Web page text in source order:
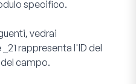
specifico.
vedrai
_21 rappresenta l'ID del
campo.